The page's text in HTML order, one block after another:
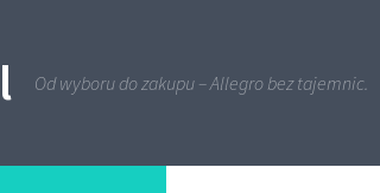
Od wyboru do zakupu – Allegro bez tajemnic.